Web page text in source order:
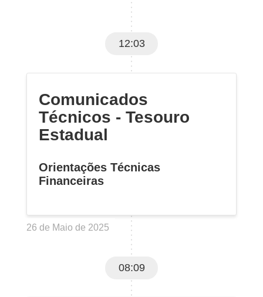
12:03
Comunicados
Técnicos - Tesouro
Estadual
Orientações Técnicas
Financeiras
26 de Maio de 2025
08:09